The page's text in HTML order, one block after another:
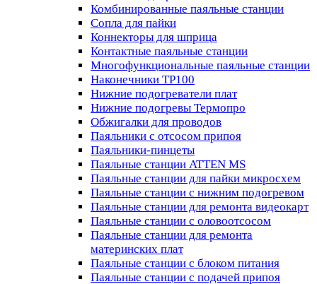
Комбинированные паяльные станции
Сопла для пайки
Коннекторы для шприца
Контактные паяльные станции
Многофункциональные паяльные станции
Наконечники TP100
Нижние подогреватели плат
Нижние подогревы Термопро
Обжигалки для проводов
Паяльники с отсосом припоя
Паяльники-пинцеты
Паяльные станции ATTEN MS
Паяльные станции для пайки микросхем
Паяльные станции с нижним подогревом
Паяльные станции для ремонта видеокарт
Паяльные станции с оловоотсосом
Паяльные станции для ремонта
материнских плат
Паяльные станции с блоком питания
Паяльные станции с подачей припоя